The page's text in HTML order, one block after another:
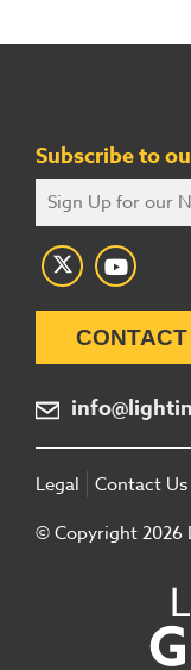
Subscribe to
CONTACT
Legal Contact Us
© Copyright 2026